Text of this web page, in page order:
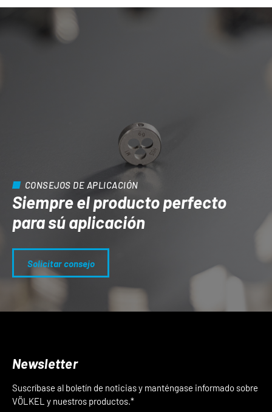
CONSEJOS DE APLICACIÓN
Siempre el producto perfecto
para sú aplicación
Solicitar consejo
Newsletter
Suscríbase al boletín de noticias y manténgase informado sobre
VÖLKEL y nuestros productos.*